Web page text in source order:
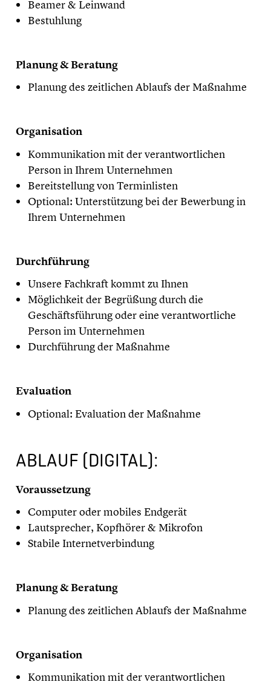
Beamer & Leinwand
Bestuhlung
Planung & Beratung
Planung des zeitlichen Ablaufs der Maßnahme
Organisation
Kommunikation mit der verantwortlichen
Person in Ihrem Unternehmen
Bereitstellung von Terminlisten
Optional: Unterstützung bei der Bewerbung in
Ihrem Unternehmen
Durchführung
Unsere Fachkraft kommt zu Ihnen
Möglichkeit der Begrüßung durch die
Geschäftsführung oder eine verantwortliche
Person im Unternehmen
Durchführung der Maßnahme
Evaluation
Optional: Evaluation der Maßnahme
ABLAUF (DIGITAL):
Voraussetzung
Computer oder mobiles Endgerät
Lautsprecher, Kopfhörer & Mikrofon
Stabile Internetverbindung
Planung & Beratung
Planung des zeitlichen Ablaufs der Maßnahme
Organisation
Kommunikation mit der verantwortlichen